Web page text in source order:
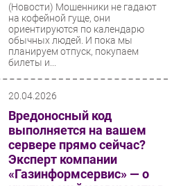
(Новости) Мошенники не гадают
на кофейной гуще, они
ориентируются по календарю
обычных людей. И пока мы
планируем отпуск, покупаем
билеты и...
20.04.2026
Вредоносный код
выполняется на вашем
сервере прямо сейчас?
Эксперт компании
«Газинформсервис» — о